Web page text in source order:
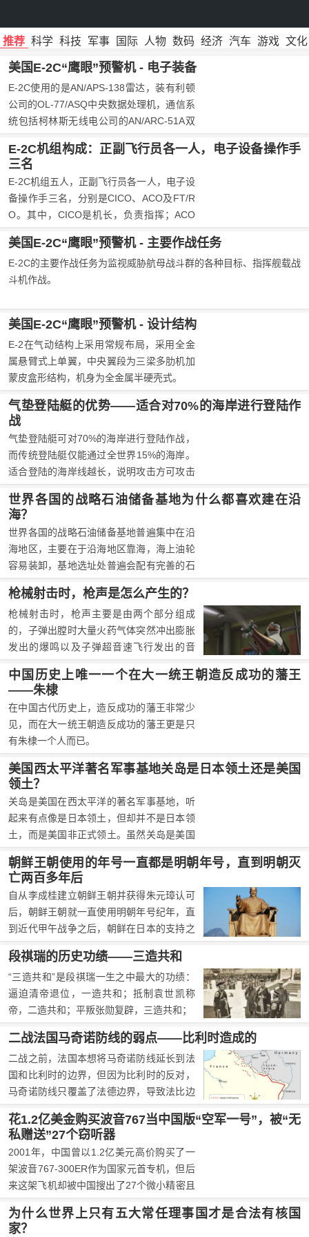
推荐 科学 科技 军事 国际 人物 数码 经济 汽车 游戏 文化
美国E-2C“鹰眼”预警机 - 电子装备
E-2C使用的是AN/APS-138雷达，装有利顿
公司的OL-77/ASQ中央数据处理机，通信系
统包括柯林斯无线电公司的AN/ARC-51A双
向超高频电台。
E-2C机组构成：正副飞行员各一人，电子设备操作手
三名
E-2C机组五人，正副飞行员各一人，电子设
备操作手三名，分别是CICO、ACO及FT/R
O。其中，CICO是机长，负责指挥；ACO
负责指挥空中拦截任务；FT/RO为雷达操作
员，兼机上维护工程师。
美国E-2C“鹰眼”预警机 - 主要作战任务
E-2C的主要作战任务为监视威胁航母战斗群的各种目标、指挥舰载战
斗机作战。
美国E-2C“鹰眼”预警机 - 设计结构
​​​​​​​​​​​​​​E-2在气动结构上采用常规布局，采用全金
属悬臂式上单翼，中央翼段为三梁多肋机加
蒙皮盒形结构，机身为全金属半硬壳式。
气垫登陆艇的优势——适合对70%的海岸进行登陆作
战
气垫登陆艇可对70%的海岸进行登陆作战，
而传统登陆艇仅能通过全世界15%的海岸。
适合登陆的海岸线越长，说明攻击方可攻击
的方案越多，而防守方需要防御的防线越
长。可以说，气垫登陆艇大大地降低了攻击
的难度而提高了防御的难度。
世界各国的战略石油储备基地为什么都喜欢建在沿
海？
世界各国的战略石油储备基地普遍集中在沿
海地区，主要在于沿海地区靠海，海上油轮
容易装卸，基地选址处普遍会配有完善的石
油加工链，能很好地消化这些石油储备。至
于军事攻击，以现在的政治格局来看，这种
事情基本上不太可能发生。
枪械射击时，枪声是怎么产生的？
枪械射击时，枪声主要是由两个部分组成
的，子弹出膛时大量火药气体突然冲出膨胀
发出的爆鸣以及子弹超音速飞行发出的音
爆。其中，前者为枪声的最主要组成部分。
中国历史上唯一一个在大一统王朝造反成功的藩王
——朱棣
在中国古代历史上，造反成功的藩王非常少
见，而在大一统王朝造反成功的藩王更是只
有朱棣一个人而已。
美国西太平洋著名军事基地关岛是日本领土还是美国
领土？
关岛是美国在西太平洋的著名军事基地，听
起来有点像是日本领土，但却并不是日本领
土，而是美国非正式领土。虽然关岛是美国
非正式领土，但是在关岛出生的人却能够自
动获得美国公民资格。
朝鲜王朝使用的年号一直都是明朝年号，直到明朝灭
亡两百多年后
自从李成桂建立朝鲜王朝并获得朱元璋认可
后，朝鲜王朝就一直使用明朝年号纪年，直
到近代甲午战争之后，朝鲜在日本的支持之
下断绝与中国的宗主国关系，改国号为“大
韩帝国”。不过，在明朝灭亡之后，朝鲜在
于清朝的文书上使用的是清朝的年号，但私
下还是使用明朝年号。
段祺瑞的历史功绩——三造共和
“三造共和”是段祺瑞一生之中最大的功绩：
逼迫清帝退位，一造共和；抵制袁世凯称
帝，二造共和；平叛张勋复辟，三造共和；
二战法国马奇诺防线的弱点——比利时造成的
二战之前，法国本想将马奇诺防线延长到法
国和比利时的边界，但因为比利时的反对，
马奇诺防线只覆盖了法德边界，导致法比边
界的阿登高地成为了马奇诺防线的薄弱点，
最终被德国利用成为德军进攻法国的突破
口。
花1.2亿美金购买波音767当中国版“空军一号”，被“无
私赠送”27个窃听器
2001年，中国曾以1.2亿美元高价购买了一
架波音767-300ER作为国家元首专机，但后
来这架飞机却被中国搜出了27个微小精密且
由卫星操控的窃听器，这直接导致了中国的
“空军一号”计划流产。从此，我国也不再采
为什么世界上只有五大常任理事国才是合法有核国
家？